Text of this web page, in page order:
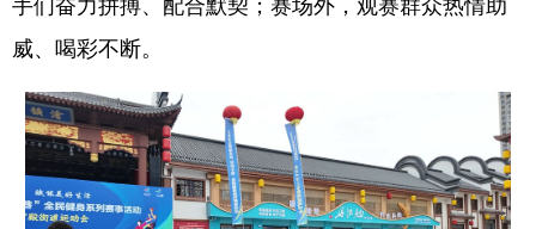
威、喝彩不断。